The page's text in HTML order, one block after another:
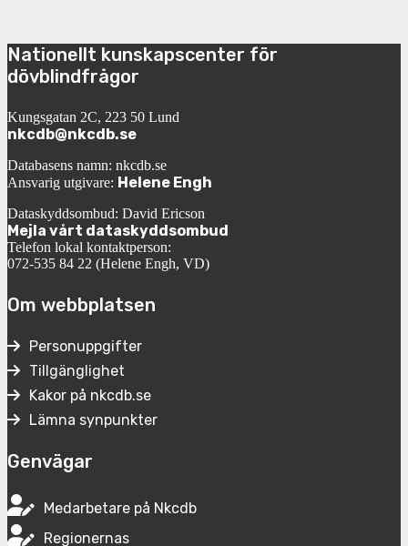
Nationellt kunskapscenter för
dövblindfrågor
Kungsgatan 2C, 223 50 Lund
nkcdb@nkcdb.se
Databasens namn: nkcdb.se
Ansvarig utgivare: Helene Engh
Dataskyddsombud: David Ericson
Mejla vårt dataskyddsombud
Telefon lokal kontaktperson:
072-535 84 22 (Helene Engh, VD)
Om webbplatsen
Personuppgifter
Tillgänglighet
Kakor på nkcdb.se
Lämna synpunkter
Genvägar
Medarbetare på Nkcdb
Regionernas